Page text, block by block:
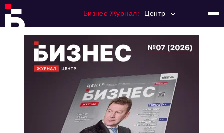
Бизнес Журнал: Центр